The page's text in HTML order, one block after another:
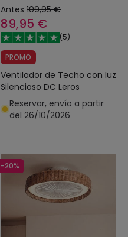
Antes 109,95 €
89,95 €
(5)
PROMO
Ventilador de Techo con luz
Silencioso DC Leros
Reservar, envío a partir
del 26/10/2026
-20%